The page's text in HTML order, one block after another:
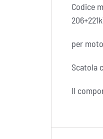
Codice
per
Scatola
Il